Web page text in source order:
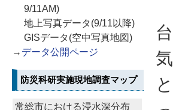
9/11AM)
地上写真データ(9/11以降)
GISデータ(空中写真地図)
→ データ公開ページ
防災科研実施現地調査マップ
常総市における浸水深分布